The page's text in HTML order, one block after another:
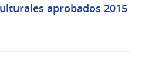
aprobados 2015